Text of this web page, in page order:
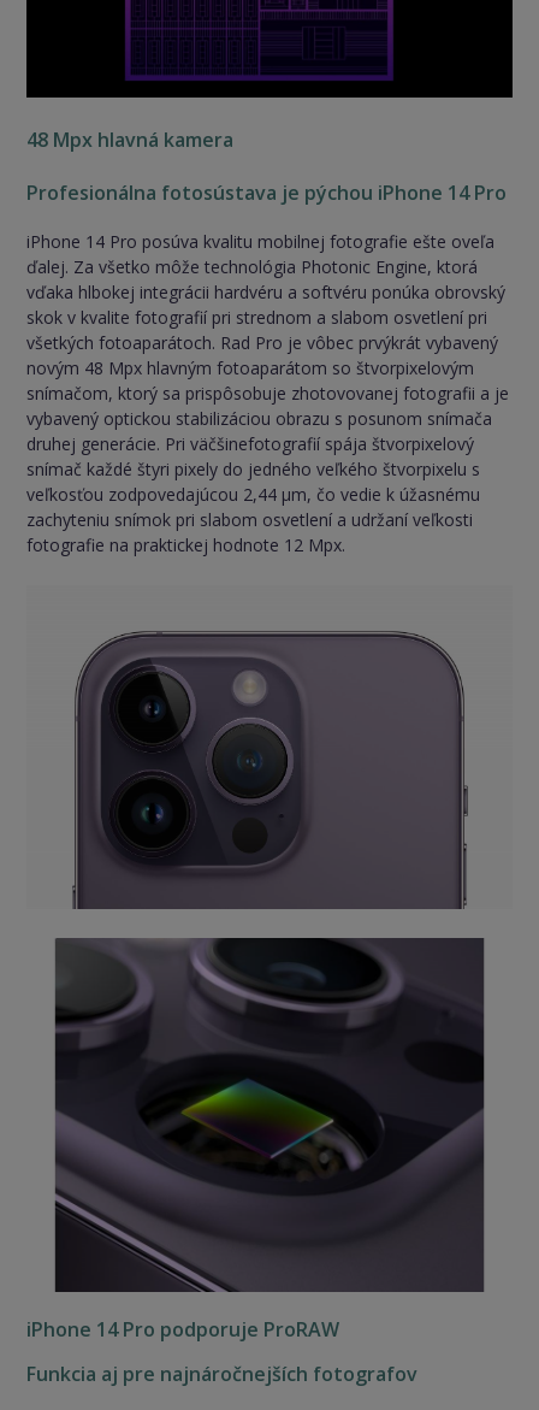
48 Mpx hlavná kamera
Profesionálna fotosústava je pýchou iPhone 14 Pro
iPhone 14 Pro posúva kvalitu mobilnej fotografie ešte oveľa
ďalej. Za všetko môže technológia Photonic Engine, ktorá
vďaka hlbokej integrácii hardvéru a softvéru ponúka obrovský
skok v kvalite fotografií pri strednom a slabom osvetlení pri
všetkých fotoaparátoch. Rad Pro je vôbec prvýkrát vybavený
novým 48 Mpx hlavným fotoaparátom so štvorpixelovým
snímačom, ktorý sa prispôsobuje zhotovovanej fotografii a je
vybavený optickou stabilizáciou obrazu s posunom snímača
druhej generácie. Pri väčšinefotografií spája štvorpixelový
snímač každé štyri pixely do jedného veľkého štvorpixelu s
veľkosťou zodpovedajúcou 2,44 µm, čo vedie k úžasnému
zachyteniu snímok pri slabom osvetlení a udržaní veľkosti
fotografie na praktickej hodnote 12 Mpx.
iPhone 14 Pro podporuje ProRAW
Funkcia aj pre najnáročnejších fotografov